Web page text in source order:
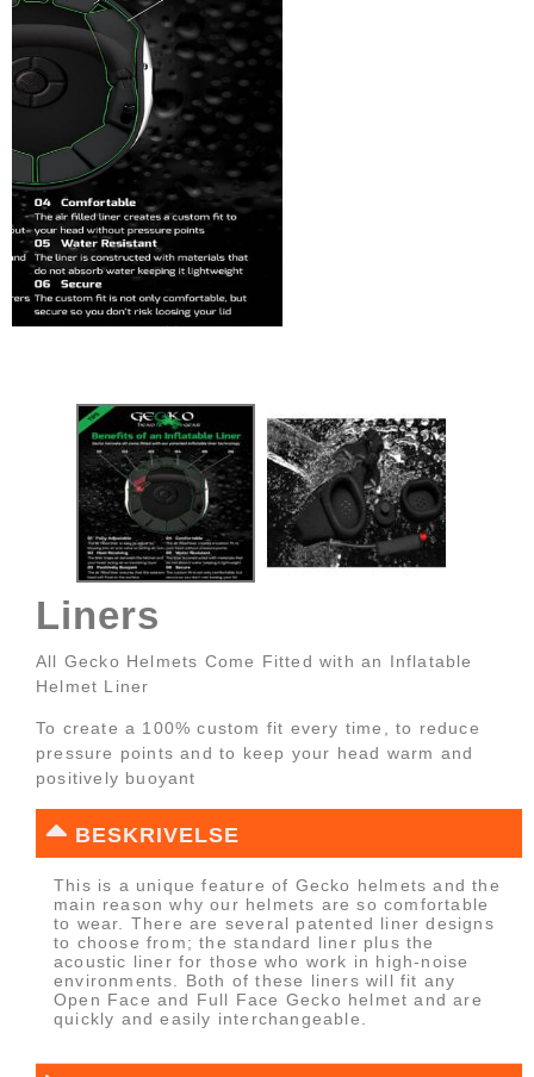
Liners
All Gecko Helmets Come Fitted with an Inflatable
Helmet Liner
To create a 100% custom fit every time, to reduce
pressure points and to keep your head warm and
positively buoyant
BESKRIVELSE
This is a unique feature of Gecko helmets and the
main reason why our helmets are so comfortable
to wear. There are several patented liner designs
to choose from; the standard liner plus the
acoustic liner for those who work in high-noise
environments. Both of these liners will fit any
Open Face and Full Face Gecko helmet and are
quickly and easily interchangeable.